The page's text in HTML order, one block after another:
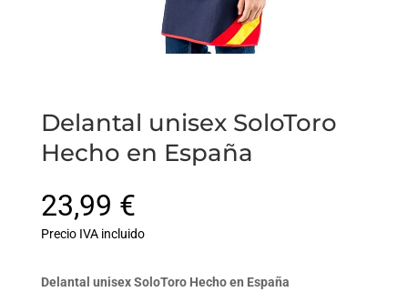
Delantal unisex SoloToro
Hecho en España
23,99 €
Precio IVA incluido
Delantal unisex SoloToro Hecho en España